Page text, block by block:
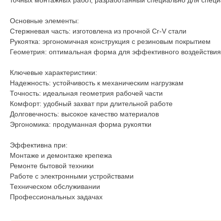
Основные элементы:
Стержневая часть: изготовлена из прочной Cr-V стали
Рукоятка: эргономичная конструкция с резиновым покрытием
Геометрия: оптимальная форма для эффективного воздействия
Ключевые характеристики:
Надежность: устойчивость к механическим нагрузкам
Точность: идеальная геометрия рабочей части
Комфорт: удобный захват при длительной работе
Долговечность: высокое качество материалов
Эргономика: продуманная форма рукоятки
Эффективна при:
Монтаже и демонтаже крепежа
Ремонте бытовой техники
Работе с электронными устройствами
Техническом обслуживании
Профессиональных задачах